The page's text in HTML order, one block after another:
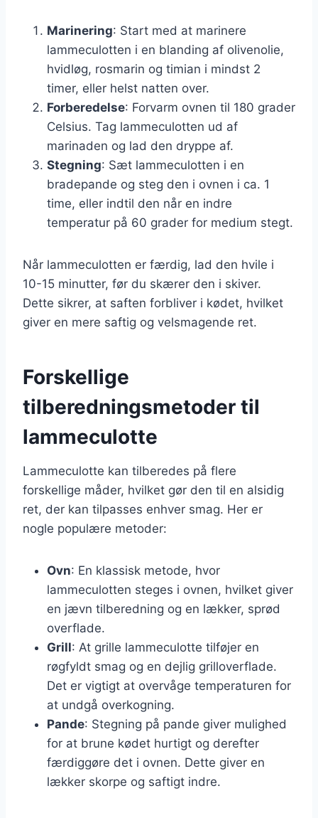
Marinering: Start med at marinere
lammeculotten i en blanding af olivenolie,
hvidløg, rosmarin og timian i mindst 2
timer, eller helst natten over.
Forberedelse: Forvarm ovnen til 180 grader
Celsius. Tag lammeculotten ud af
marinaden og lad den dryppe af.
Stegning: Sæt lammeculotten i en
bradepande og steg den i ovnen i ca. 1
time, eller indtil den når en indre
temperatur på 60 grader for medium stegt.
Når lammeculotten er færdig, lad den hvile i
10-15 minutter, før du skærer den i skiver.
Dette sikrer, at saften forbliver i kødet, hvilket
giver en mere saftig og velsmagende ret.
Forskellige
tilberedningsmetoder til
lammeculotte
Lammeculotte kan tilberedes på flere
forskellige måder, hvilket gør den til en alsidig
ret, der kan tilpasses enhver smag. Her er
nogle populære metoder:
Ovn: En klassisk metode, hvor
lammeculotten steges i ovnen, hvilket giver
en jævn tilberedning og en lækker, sprød
overflade.
Grill: At grille lammeculotte tilføjer en
røgfyldt smag og en dejlig grilloverflade.
Det er vigtigt at overvåge temperaturen for
at undgå overkogning.
Pande: Stegning på pande giver mulighed
for at brune kødet hurtigt og derefter
færdiggøre det i ovnen. Dette giver en
lækker skorpe og saftigt indre.